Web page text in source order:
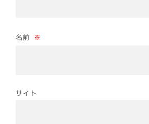
名前 ※
サイト